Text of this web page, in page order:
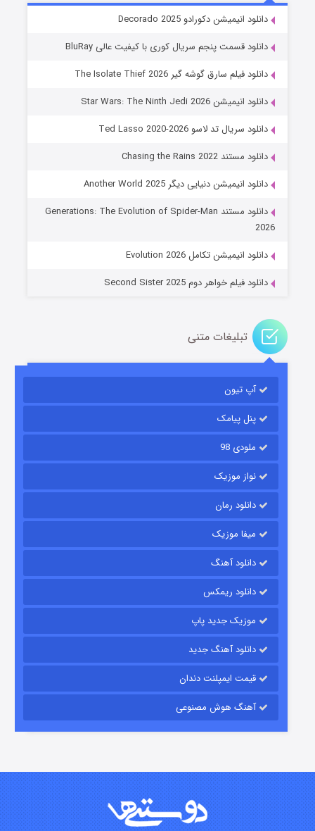
خاندان اژدها فصل ۳
جادوگری در مغولستان
قسمت۱۴ (زیرنویس) منتشر شد
باب اسفنجی فصل ۱۷
قسمت۶ (زیرنویس) منتشر شد
قسمت۱۵ (دوبله) منتشر شد
دانلود انیمیشن دکورادو Decorado 2025
دانلود قسمت پنجم سریال کوری با کیفیت عالی BluRay
دانلود فیلم سارق گوشه گیر The Isolate Thief 2026
دانلود انیمیشن Star Wars: The Ninth Jedi 2026
دانلود سریال تد لاسو Ted Lasso 2020-2026
دانلود مستند Chasing the Rains 2022
دانلود انیمیشن دنیایی دیگر Another World 2025
دانلود مستند Generations: The Evolution of Spider-Man
2026
دانلود انیمیشن تکامل Evolution 2026
دانلود فیلم خواهر دوم Second Sister 2025
تبلیغات متنی
آپ تیون
پنل پیامک
ملودی 98
نواز موزیک
دانلود رمان
میفا موزیک
دانلود آهنگ
دانلود ریمکس
موزیک جدید پاپ
دانلود آهنگ جدید
قیمت ایمپلنت دندان
آهنگ هوش مصنوعی